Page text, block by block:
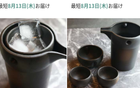
ンプレーティングという特殊な表面処理
タン』をコーティングし、美しい金色の
開しています。
と表記されます。これは千本にも及ぶコ
とに由来します。